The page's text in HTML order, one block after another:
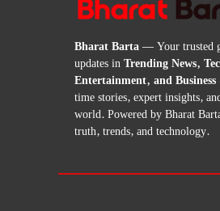
Bharat Barta— Your trusted
updates inTrending News,
Entertainment, and
time stories, expert insights,
world. Powered by Bharat
truth, trends, and technology.